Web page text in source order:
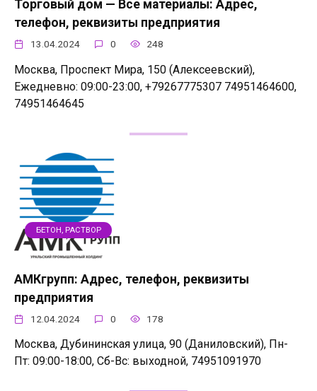
Торговый дом — Все материалы: Адрес,
телефон, реквизиты предприятия
13.04.2024 0 248
Москва, Проспект Мира, 150 (Алексеевский),
Ежедневно: 09:00-23:00, +79267775307 74951464600,
74951464645
БЕТОН, РАСТВОР
АМКгрупп: Адрес, телефон, реквизиты
предприятия
12.04.2024 0 178
Москва, Дубининская улица, 90 (Даниловский), Пн-
Пт: 09:00-18:00, Сб-Вс: выходной, 74951091970